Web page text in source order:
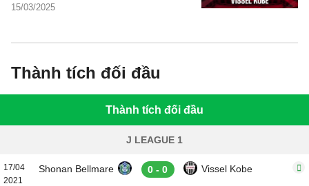
15/03/2025
Thành tích đối đầu
Thành tích đối đầu
J LEAGUE 1
17/04
2021
Shonan Bellmare 0 - 0 Vissel Kobe